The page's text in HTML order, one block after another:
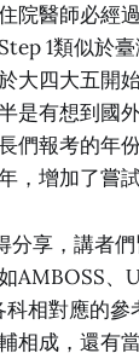
院醫師必經
1類似於臺
大四大五開
是有想到國
們報考的年
，增加了嘗試
分享，講者
AMBOSS、
相對應的參
相成，還有